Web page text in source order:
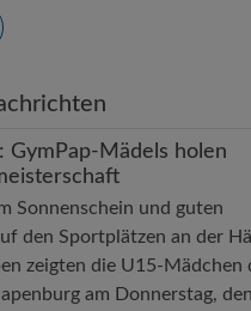
GymPap-Mädels holen
Sonnenschein und guten
den Sportplätzen an der
zeigten die U15-Mädchen
am Donnerstag,